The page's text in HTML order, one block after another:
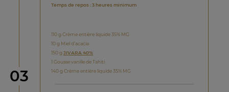
étape
03
Temps de repos : 3 heures minimum
110 g Crème entière liquide 35% MG
10 g Miel d’acacia
150 gJIVARA 40%
1 Gousse vanille de Tahiti
140 g Crème entière liquide 35% MG